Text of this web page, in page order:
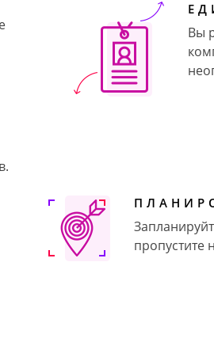
Вы
пропустите